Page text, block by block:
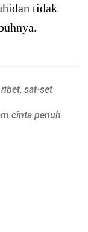
tidak
sat-set
cinta penuh